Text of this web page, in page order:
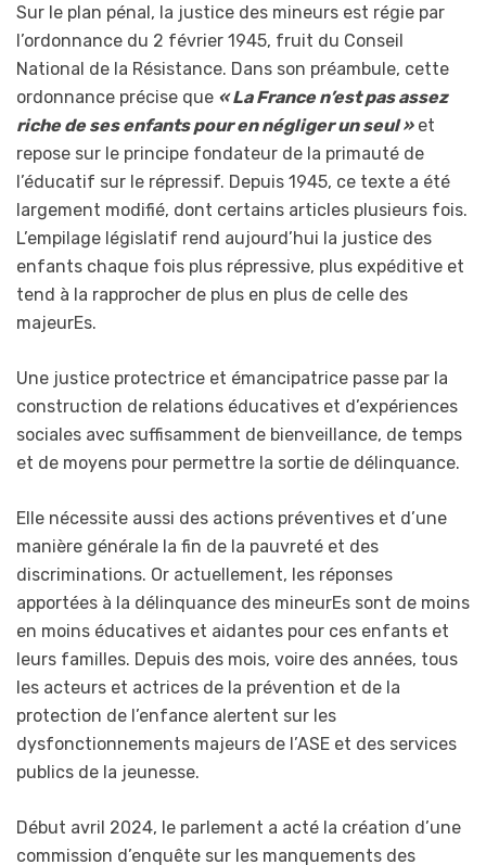
Sur le plan pénal, la justice des mineurs est régie par
l’ordonnance du 2 février 1945, fruit du Conseil
National de la Résistance. Dans son préambule, cette
ordonnance précise que « La France n’est pas assez
riche de ses enfants pour en négliger un seul »et
repose sur le principe fondateur de la primauté de
l’éducatif sur le répressif. Depuis 1945, ce texte a été
largement modifié, dont certains articles plusieurs fois.
L’empilage législatif rend aujourd’hui la justice des
enfants chaque fois plus répressive, plus expéditive et
tend à la rapprocher de plus en plus de celle des
majeurEs.
Une justice protectrice et émancipatrice passe par la
construction de relations éducatives et d’expériences
sociales avec suffisamment de bienveillance, de temps
et de moyens pour permettre la sortie de délinquance.
Elle nécessite aussi des actions préventives et d’une
manière générale la fin de la pauvreté et des
discriminations. Or actuellement, les réponses
apportées à la délinquance des mineurEs sont de moins
en moins éducatives et aidantes pour ces enfants et
leurs familles. Depuis des mois, voire des années, tous
les acteurs et actrices de la prévention et de la
protection de l’enfance alertent sur les
dysfonctionnements majeurs de l’ASE et des services
publics de la jeunesse.
Début avril 2024, le parlement a acté la création d’une
commission d’enquête sur les manquements des